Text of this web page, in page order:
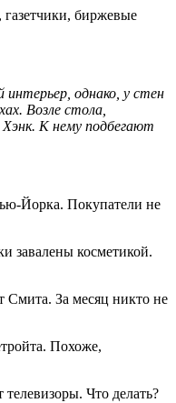
биржевые
однако, у стен
Возле стола,
К нему подбегают
Йорка. Покупатели не
завалены косметикой.
Смита. За месяц никто не
Похоже,
Что делать?